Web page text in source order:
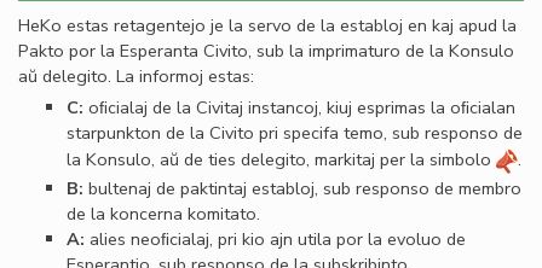
HeKo estas retagentejo je la servo de la establoj en kaj apud la
Pakto por la Esperanta Civito, sub la imprimaturo de la Konsulo
aŭ delegito. La informoj estas:
C: oﬁcialaj de la Civitaj instancoj, kiuj esprimas la oﬁcialan
starpunkton de la Civito pri specifa temo, sub responso de
la Konsulo, aŭ de ties delegito, markitaj per la simbolo
.
B: bultenaj de paktintaj establoj, sub responso de membro
de la koncerna komitato.
A: alies neoﬁcialaj, pri kio ajn utila por la evoluo de